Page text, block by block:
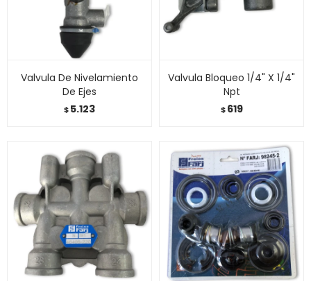
Valvula De Nivelamiento
De Ejes
$5.123
Valvula Bloqueo 1/4" X 1/4"
Npt
$ 619